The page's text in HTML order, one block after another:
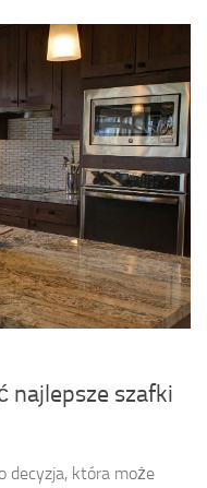
najlepsze szafki
decyzja, która może